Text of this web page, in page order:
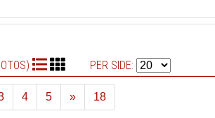
PER SIDE:
4 5
»
Næste
18